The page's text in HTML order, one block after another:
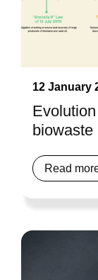
12 January
biowaste
Read